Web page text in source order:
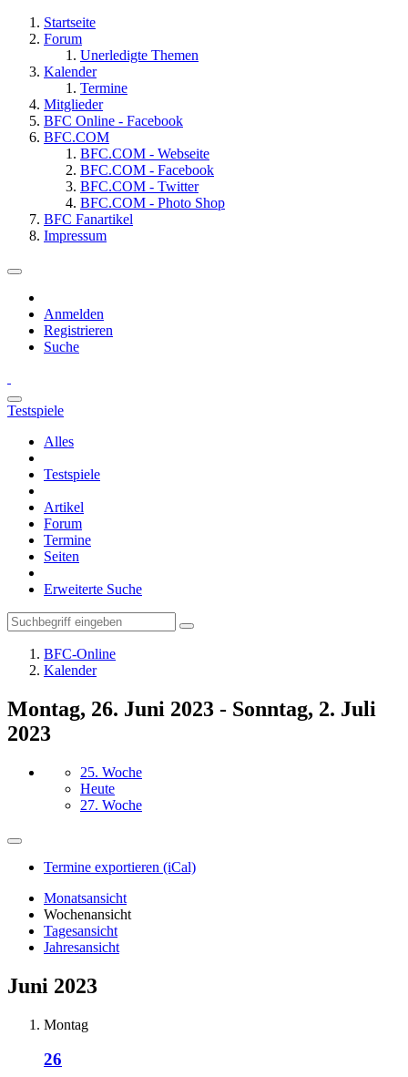
Startseite
Forum
Unerledigte Themen
Kalender
Termine
Mitglieder
BFC Online - Facebook
BFC.COM
BFC.COM - Webseite
BFC.COM - Facebook
BFC.COM - Twitter
BFC.COM - Photo Shop
BFC Fanartikel
Impressum
Anmelden
Registrieren
Suche
Testspiele
Alles
Testspiele
Artikel
Forum
Termine
Seiten
Erweiterte Suche
BFC-Online
Kalender
Montag, 26. Juni 2023 - Sonntag, 2. Juli
2023
25. Woche
Heute
27. Woche
Termine exportieren (iCal)
Monatsansicht
Wochenansicht
Tagesansicht
Jahresansicht
Juni 2023
Montag
26